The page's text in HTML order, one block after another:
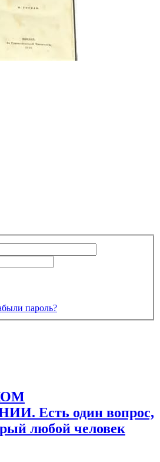
опубликован. Обязательные поля
и адрес сайта в этом браузере для
пароль?
Есть один вопрос,
любой человек